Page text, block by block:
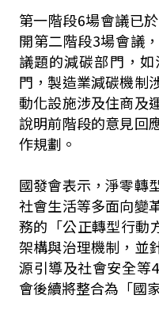
第一階段6場會議已
開第二階段3場會議
議題的減碳部門，
門，製造業減碳機制
動化設施涉及住商及
說明前階段的意見回
作規劃。
國發會表示，淨零轉
社會生活等多面向變
務的「公正轉型行動
架構與治理機制，並
源引導及社會安全等
會後續將整合為「國